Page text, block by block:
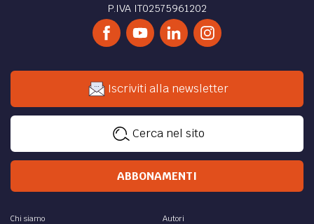
P.IVA IT02575961202
Iscriviti alla newsletter
Cerca nel sito
ABBONAMENTI
Chi siamo
Autori